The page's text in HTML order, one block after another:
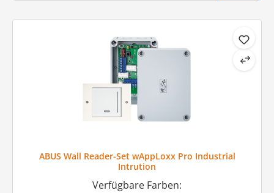
ABUS Wall Reader-Set wAppLoxx Pro Industrial
Intrution
Verfügbare Farben: